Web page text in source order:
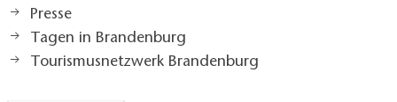
Presse
Tagen in Brandenburg
Tourismusnetzwerk Brandenburg